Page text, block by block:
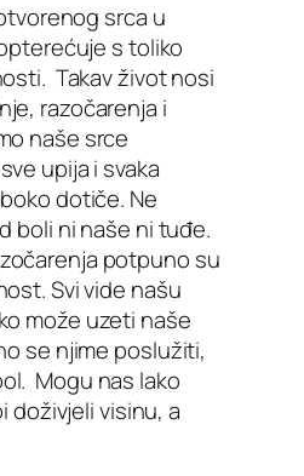
srca u
s toliko
Takav život nosi
razočarenja i
naše srce
upija i svaka
dotiče. Ne
boli ni naše ni tuđe.
potpuno su
Svi vide našu
može uzeti naše
se njime poslužiti,
Mogu nas lako
doživjeli visinu, a